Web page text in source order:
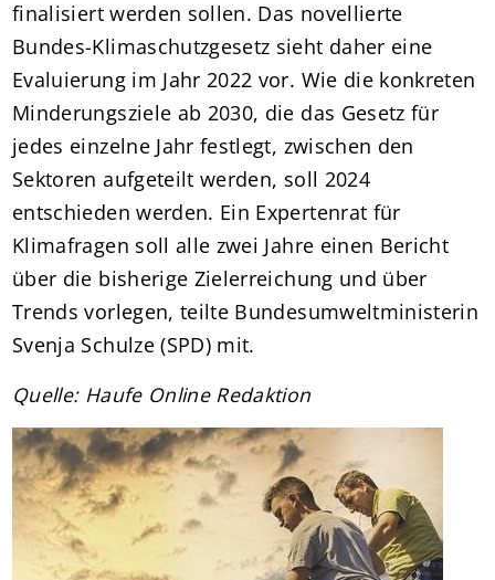
finalisiert werden sollen. Das novellierte
Bundes-Klimaschutzgesetz sieht daher eine
Evaluierung im Jahr 2022 vor. Wie die konkreten
Minderungsziele ab 2030, die das Gesetz für
jedes einzelne Jahr festlegt, zwischen den
Sektoren aufgeteilt werden, soll 2024
entschieden werden. Ein Expertenrat für
Klimafragen soll alle zwei Jahre einen Bericht
über die bisherige Zielerreichung und über
Trends vorlegen, teilte Bundesumweltministerin
Svenja Schulze (SPD) mit.
Quelle: Haufe Online Redaktion